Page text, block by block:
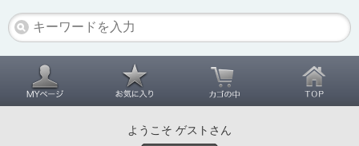
ようこそ ゲストさん